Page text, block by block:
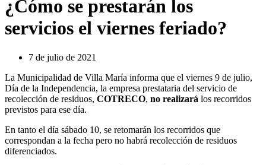
¿Cómo se prestarán los
servicios el viernes feriado?
7 de julio de 2021
La Municipalidad de Villa María informa que el viernes 9 de julio,
Día de la Independencia, la empresa prestataria del servicio de
recolección de residuos, COTRECO, no realizará los recorridos
previstos para ese día.
En tanto el día sábado 10, se retomarán los recorridos que
correspondan a la fecha pero no habrá recolección de residuos
diferenciados.